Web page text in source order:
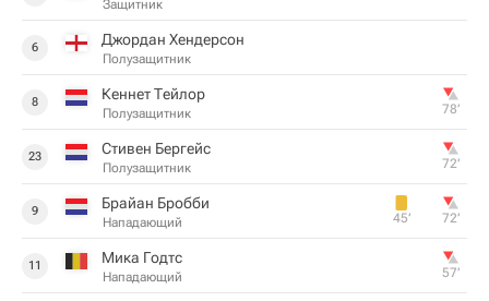
Защитник
6 Джордан Хендерсон
Полузащитник
8 Кеннет Тейлор
Полузащитник 78‎’‎
23 Стивен Бергейс
Полузащитник 72‎’‎
9 Брайан Бробби
Нападающий 45‎’‎ 72‎’‎
11 Мика Годтс
Нападающий 57‎’‎